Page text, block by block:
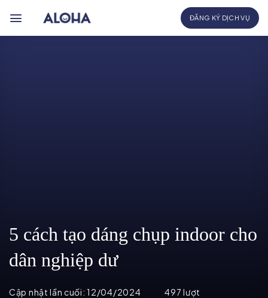
qua
ĐĂNG KÝ DỊCH VỤ
5 cách tạo dáng chụp indoor cho
dân nghiệp dư
Cập nhật lần cuối:12/04/2024
497 lượt